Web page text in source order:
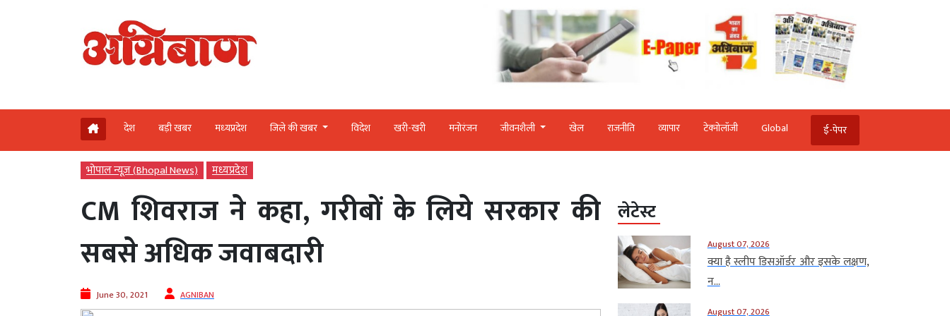
देश बड़ी खबर मध्‍यप्रदेश जिले की खबर विदेश खरी-खरी मनोरंजन जीवनशैली खेल राजनीति व्‍यापार टेक्‍नोलॉजी Global ई-पेपर
भोपाल न्यूज़ (Bhopal News) मध्‍यप्रदेश
CM शिवराज ने कहा, गरीबों के लिये सरकार की
सबसे अधिक जवाबदारी
June 30, 2021 AGNIBAN
लेटेस्ट
August 07, 2026
क्या है स्लीप डिसऑर्डर और इसके लक्षण,
न...
August 07, 2026